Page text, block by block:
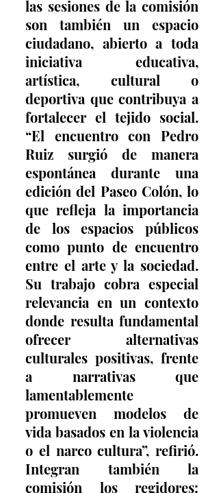
las sesiones de la comisión
son también un espacio
ciudadano, abierto a toda
iniciativa educativa,
artística, cultural o
deportiva que contribuya a
fortalecer el tejido social.
“El encuentro con Pedro
Ruiz surgió de manera
espontánea durante una
edición del Paseo Colón, lo
que refleja la importancia
de los espacios públicos
como punto de encuentro
entre el arte y la sociedad.
Su trabajo cobra especial
relevancia en un contexto
donde resulta fundamental
ofrecer alternativas
culturales positivas, frente
a narrativas que
lamentablemente
promueven modelos de
vida basados en la violencia
o el narco cultura”, refirió.
Integran también la
comisión los regidores: